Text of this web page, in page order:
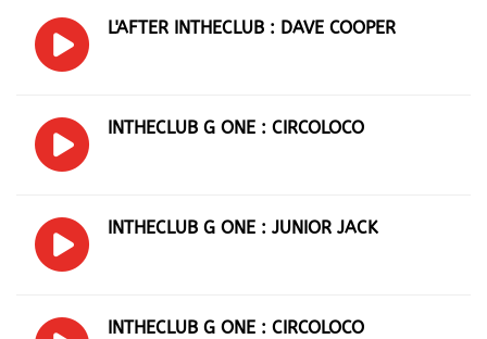
L'AFTER INTHECLUB : DAVE COOPER
INTHECLUB G ONE : CIRCOLOCO
INTHECLUB G ONE : JUNIOR JACK
INTHECLUB G ONE : CIRCOLOCO